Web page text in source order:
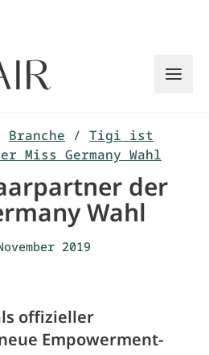
Branche / Tigi ist
Miss Germany Wahl
der
Wahl
2019
offizieller
Empowerment-